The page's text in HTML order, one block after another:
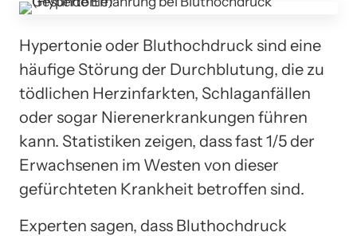
Hypertonie oder Bluthochdruck sind eine
häufige Störung der Durchblutung, die zu
tödlichen Herzinfarkten, Schlaganfällen
oder sogar Nierenerkrankungen führen
kann. Statistiken zeigen, dass fast 1/5 der
Erwachsenen im Westen von dieser
gefürchteten Krankheit betroffen sind.
Experten sagen, dass Bluthochdruck